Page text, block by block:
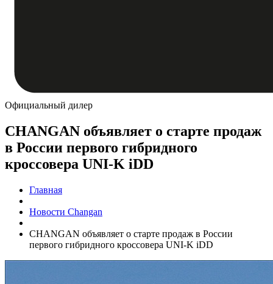
Официальный дилер
CHANGAN объявляет о старте продаж
в России первого гибридного
кроссовера UNI-K iDD
Главная
Новости Changan
CHANGAN объявляет о старте продаж в России
первого гибридного кроссовера UNI-K iDD